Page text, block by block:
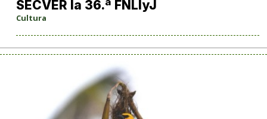
SECVER la 36.ª FNLIyJ
Cultura